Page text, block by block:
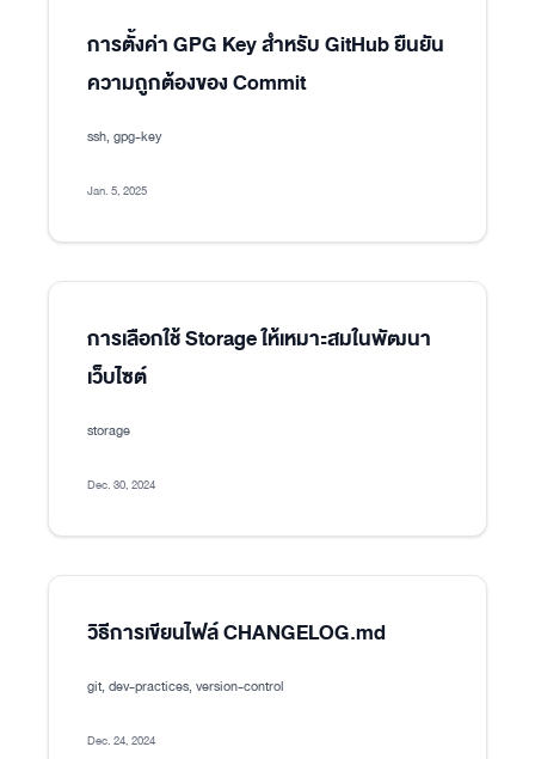
การตั้งค่า GPG Key สำหรับ GitHub ยืนยัน
ความถูกต้องของ Commit
ssh, gpg-key
Jan. 5, 2025
การเลือกใช้ Storage ให้เหมาะสมในพัฒนา
เว็บไซต์
storage
Dec. 30, 2024
วิธีการเขียนไฟล์ CHANGELOG.md
git, dev-practices, version-control
Dec. 24, 2024